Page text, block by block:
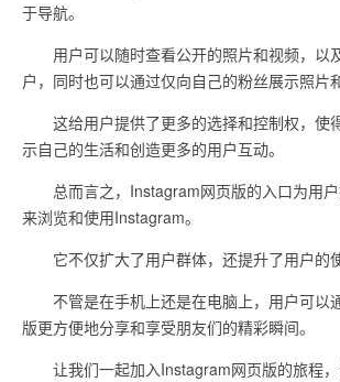
于导航。
用户可以随时查看公开的照片和视频，以
户，同时也可以通过仅向自己的粉丝展示照片
这给用户提供了更多的选择和控制权，使
示自己的生活和创造更多的用户互动。
总而言之，Instagram网页版的入口为用户
来浏览和使用Instagram。
它不仅扩大了用户群体，还提升了用户的使
不管是在手机上还是在电脑上，用户可以
版更方便地分享和享受朋友们的精彩瞬间。
让我们一起加入Instagram网页版的旅程，